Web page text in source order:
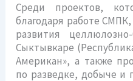
Среди проектов,
благодаря работе
развития
Сыктывкаре
Американ», а также
по разведке, добыче и